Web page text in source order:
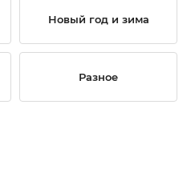
Новый год и зима
Разное